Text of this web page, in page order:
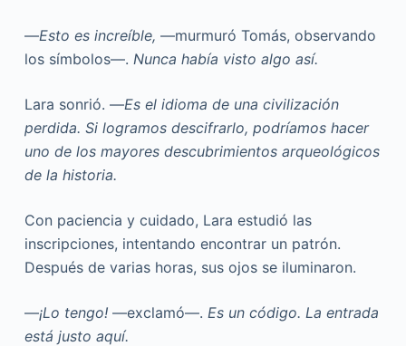
—Esto es increíble, —murmuró Tomás, observando
los símbolos—. Nunca había visto algo así.
Lara sonrió. —Es el idioma de una civilización
perdida. Si logramos descifrarlo, podríamos hacer
uno de los mayores descubrimientos arqueológicos
de la historia.
Con paciencia y cuidado, Lara estudió las
inscripciones, intentando encontrar un patrón.
Después de varias horas, sus ojos se iluminaron.
—¡Lo tengo!—exclamó—. Es un código. La entrada
está justo aquí.